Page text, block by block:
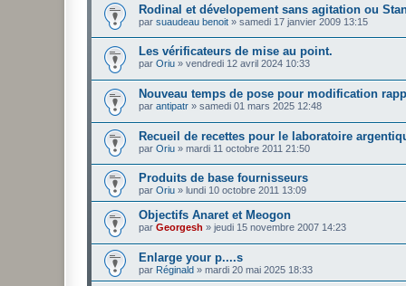
Rodinal et dévelopement sans agitation ou
par suaudeau benoit » samedi 17 janvier 2009 13:15
Les vérificateurs de mise au point.
par Oriu » vendredi 12 avril 2024 10:33
Nouveau temps de pose pour modification
par antipatr » samedi 01 mars 2025 12:48
Recueil de recettes pour le laboratoire
par Oriu » mardi 11 octobre 2011 21:50
Produits de base fournisseurs
par Oriu » lundi 10 octobre 2011 13:09
Objectifs Anaret et Meogon
par Georgesh » jeudi 15 novembre 2007 14:23
Enlarge your p....s
par Réginald » mardi 20 mai 2025 18:33